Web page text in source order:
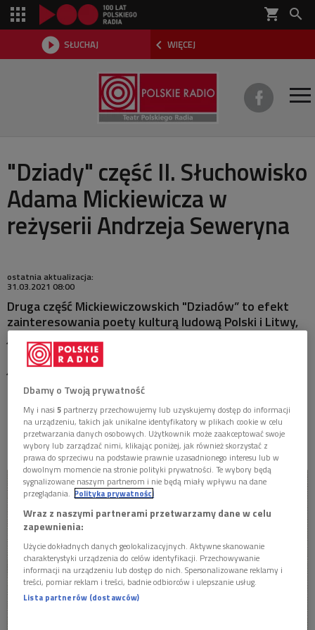
shopping_cart 
 SŁUCHAJ  WIĘCEJ

REPERTUAR
SŁUCHOWISKA
DWA TEATRY 2026
MISTRZOWIE
MATYSIAKOWIE
W JEZIORANACH
"Dziady" część II. Słuchowisko
Adama Mickiewicza w
reżyserii Andrzeja Seweryna
ostatnia aktualizacja:
31.03.2021 08:00
Druga część Mickiewiczowskich "Dziadów” to efekt
zainteresowania poety kulturą ludową Polski i Litwy,
jej duchowością oraz rytuałami wywodzącymi się z
czasów pogańskich, które za życia Mickiewicza były
już, jako praktyki zabobonne, surowo zakazane przez
Kościół. Tradycja obrzędu dziadów, czyli wywoływania
z zaświatów dusz zmarłych, była na tyle silna, że
przetrwała jako obrzęd odprawiany po kryjomu nocą
na cmentarzu lub w jego okolicach…
Dbamy o Twoją prywatność
My i nasi5 partnerzy przechowujemy lub uzyskujemy dostęp do informacji
na urządzeniu, takich jak unikalne identyfikatory w plikach cookie w celu
przetwarzania danych osobowych. Użytkownik może zaakceptować swoje
wybory lub zarządzać nimi, klikając poniżej, jak również skorzystać z
prawa do sprzeciwu na podstawie prawnie uzasadnionego interesu lub w
dowolnym momencie na stronie polityki prywatności. Te wybory będą
sygnalizowane naszym partnerom i nie będą miały wpływu na dane
przeglądania. Polityka prywatności
Wraz z naszymi partnerami przetwarzamy dane w celu
zapewnienia:
Użycie dokładnych danych geolokalizacyjnych. Aktywne skanowanie
charakterystyki urządzenia do celów identyfikacji. Przechowywanie
informacji na urządzeniu lub dostęp do nich. Spersonalizowane reklamy i
treści, pomiar reklam i treści, badnie odbiorców i ulepszanie usług.
Lista partnerów (dostawców)